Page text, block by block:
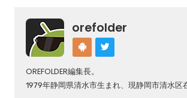
orefolder
OREFOLDER編集長。
1979年静岡県清水市生まれ、現静岡市清水区